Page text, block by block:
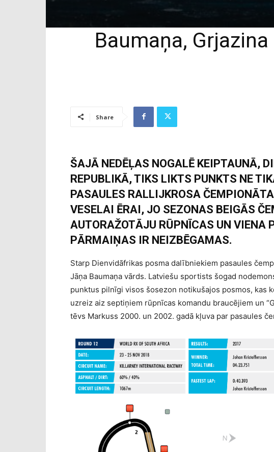
Baumaņa,
Share
ŠAJĀ NEDĒĻAS NOGALĒ KEIPTAUNĀ,
REPUBLIKĀ, TIKS LIKTS PUNKTS NE
PASAULES RALLIJKROSA
VESELAI ĒRAI, JO SEZONAS BEIGĀS
AUTORAŽOTĀJU RŪPNĪCAS UN VIENA
PĀRMAIŅAS IR NEIZBĒGAMAS.
Starp Dienvidāfrikas posma dalībniekiem pasaules
Jāņa Baumaņa vārds. Latviešu sportists šogad
punktus pilnīgi visos šosezon notikušajos posmos, kas
uzreiz aiz septiņiem rūpnīcas komandu braucējiem un
tēvs Markuss 2000. un 2002. gadā kļuva par pasaules